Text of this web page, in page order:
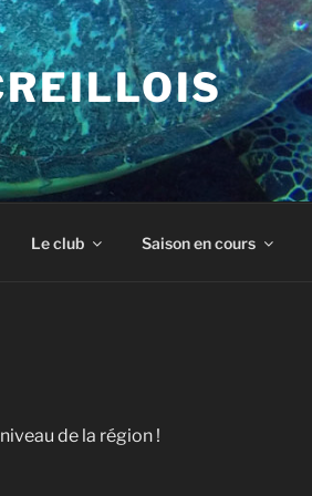
Le club Saison en cours
de la région !